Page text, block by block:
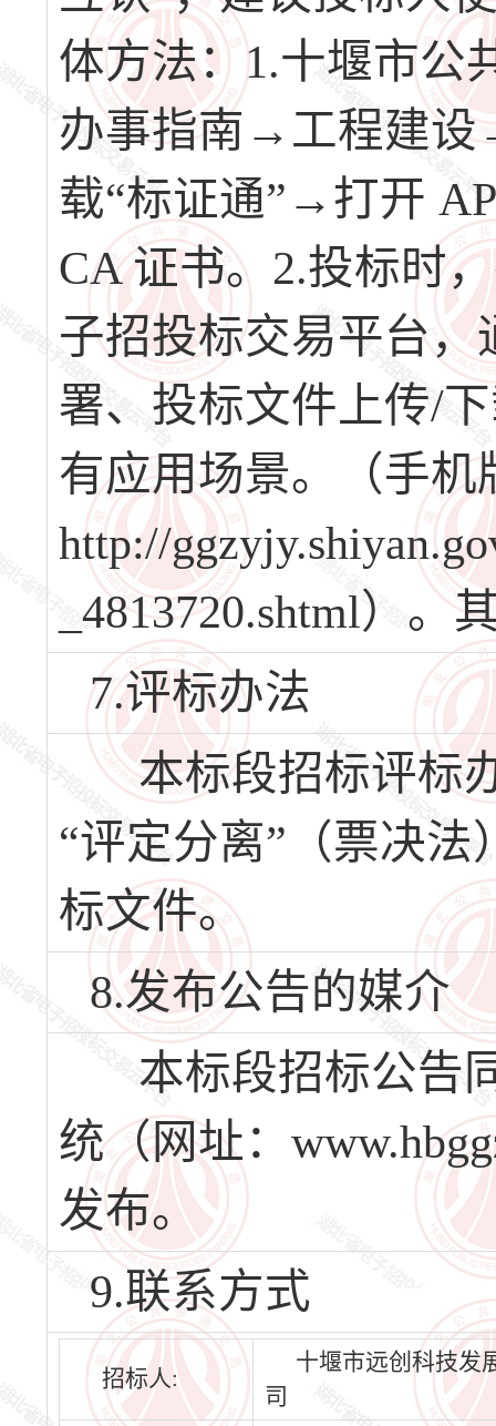
体方法：1.十堰市
办事指南→工程建
载“标证通”→打开
CA 证书。2.投标时
子招投标交易平台，
署、投标文件上传/
有应用场景。（手
http://
_4813720.shtml）
7.评标办法
本标段招标评标
“评定分离”（票决
标文件。
8.发布公告的媒介
本标段招标公告
统（网址：
发布。
9.联系方式
招标人:
十堰市远创科技发
司